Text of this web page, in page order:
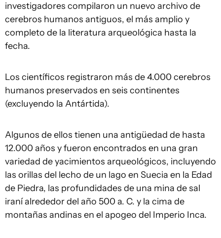
investigadores compilaron un nuevo archivo de
cerebros humanos antiguos, el más amplio y
completo de la literatura arqueológica hasta la
fecha.
Los científicos registraron más de 4.000 cerebros
humanos preservados en seis continentes
(excluyendo la Antártida).
Algunos de ellos tienen una antigüedad de hasta
12.000 años y fueron encontrados en una gran
variedad de yacimientos arqueológicos, incluyendo
las orillas del lecho de un lago en Suecia en la Edad
de Piedra, las profundidades de una mina de sal
iraní alrededor del año 500 a. C. y la cima de
montañas andinas en el apogeo del Imperio Inca.